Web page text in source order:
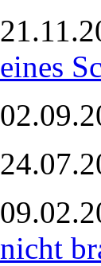
eines
nicht